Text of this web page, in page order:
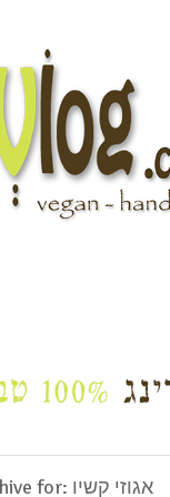
Tag Archive for: אגוזי קשיו